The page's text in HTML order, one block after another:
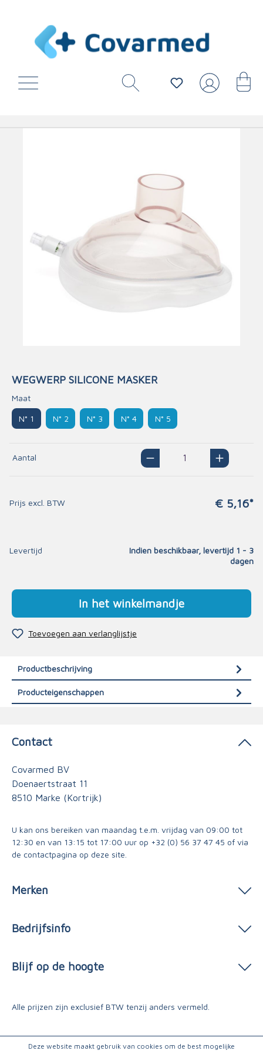
WEGWERP SILICONE MASKER
Maat
N° 1 N° 2 N° 3 N° 4 N° 5
Aantal
Prijs excl. BTW € 5,16*
Levertijd
Indien beschikbaar, levertijd 1 - 3
dagen
In het winkelmandje
Toevoegen aan verlanglijstje
Productbeschrijving
Producteigenschappen
Contact
Covarmed BV
Doenaertstraat 11
8510 Marke (Kortrijk)
U kan ons bereiken van maandag t.e.m. vrijdag van 09:00 tot
12:30 en van 13:15 tot 17:00 uur op +32 (0) 56 37 47 45 of via
de contactpagina op deze site.
Merken
Bedrijfsinfo
Blijf op de hoogte
Alle prijzen zijn exclusief BTW tenzij anders vermeld.
Deze website maakt gebruik van cookies om de best mogelijke